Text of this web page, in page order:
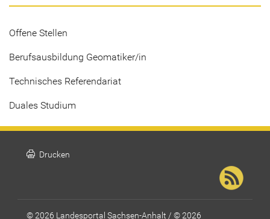
Offene Stellen
Berufsausbildung Geomatiker/in
Technisches Referendariat
Duales Studium
print Drucken
© 2026 Landesportal Sachsen-Anhalt / © 2026